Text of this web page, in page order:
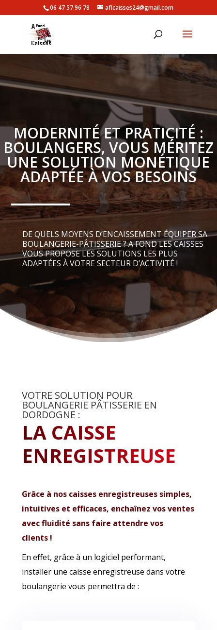
06 47 57 96 78 aflcaisses24@gmail.com
MODERNITÉ ET PRATICITÉ :
BOULANGERS, VOUS MÉRITEZ
UNE SOLUTION MONÉTIQUE
ADAPTÉE À VOS BESOINS
DE QUELS MOYENS D’ENCAISSEMENT ÉQUIPER SA
BOULANGERIE-PÂTISSERIE ? A FOND LES CAISSES
VOUS PROPOSE LES SOLUTIONS LES PLUS
ADAPTÉES À VOTRE SECTEUR D’ACTIVITÉ !
VOTRE SOLUTION POUR
BOULANGERIE PÂTISSERIE EN
DORDOGNE :
LA CAISSE
ENREGISTREUSE
Grâce à nos caisses enregistreuses simples,
intuitives et efficaces, enchaînez vos ventes
avec fluidité sans faire attendre vos
clients !
En effet, grâce à un logiciel performant,
installer une caisse enregistreuse dans votre
boulangerie vous permettra de :